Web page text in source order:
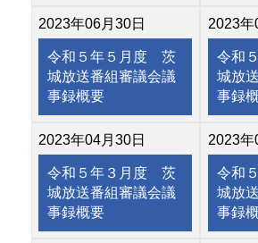
2023年06月30日
令和５年５月度 茨
城放送番組審議会議
事録概要
2023年
令和
城放
事録
2023年04月30日
令和５年３月度 茨
城放送番組審議会議
事録概要
2023年
令和
城放
事録